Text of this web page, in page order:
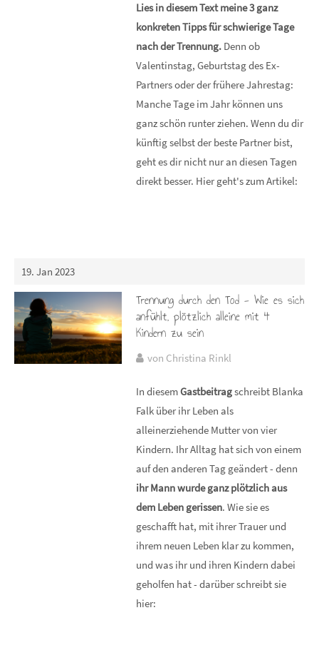
Lies in diesem Text meine 3 ganz
konkreten Tipps für schwierige Tage
nach der Trennung. Denn ob
Valentinstag, Geburtstag des Ex-
Partners oder der frühere Jahrestag:
Manche Tage im Jahr können uns
ganz schön runter ziehen. Wenn du dir
künftig selbst der beste Partner bist,
geht es dir nicht nur an diesen Tagen
direkt besser. Hier geht's zum Artikel:
19. Jan 2023
Trennung durch den Tod - Wie es sich
anfühlt, plötzlich alleine mit 4
Kindern zu sein
von Christina Rinkl
In diesemGastbeitragschreibt Blanka
Falk über ihr Leben als
alleinerziehende Mutter von vier
Kindern. Ihr Alltag hat sich von einem
auf den anderen Tag geändert - denn
ihr Mann wurde ganz plötzlich aus
dem Leben gerissen. Wie sie es
geschafft hat, mit ihrer Trauer und
ihrem neuen Leben klar zu kommen,
und was ihr und ihren Kindern dabei
geholfen hat - darüber schreibt sie
hier: